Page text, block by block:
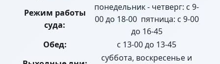
Режим работы
суда:
понедельник - четверг: с 9-
00 до 18-00 пятница: с 9-00
до 16-45
Обед:
с 13-00 до 13-45
суббота, воскресенье и